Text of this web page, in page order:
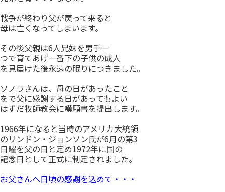
戦争が終わり父が戻って来ると
母は亡くなってしまいます。
その後父親は6人兄妹を男手一
つで育てあげ一番下の子供の成人
を見届けた後永遠の眠りにつきました。
ソノラさんは、母の日があったこと
をで父に感謝する日があってもよい
はずだ牧師教会に嘆願書を提出します。
1966年になると当時のアメリカ大統領
のリンドン・ジョンソン氏が6月の第3
日曜を父の日と定め1972年に国の
記念日として正式に制定されました。
お父さんへ日頃の感謝を込めて・・・